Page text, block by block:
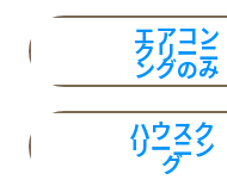
エアコン
クリーニ
ングのみ
ハウスク
リーニン
グ